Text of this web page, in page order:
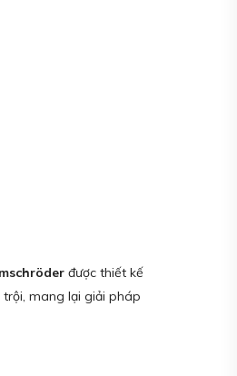
được thiết kế
mang lại giải pháp